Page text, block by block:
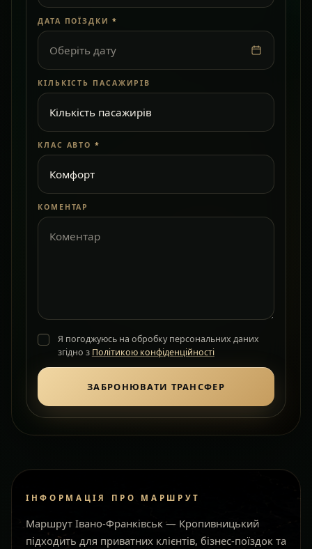
ДАТА ПОЇЗДКИ *
Оберіть дату
КІЛЬКІСТЬ ПАСАЖИРІВ
КЛАС АВТО *
КОМЕНТАР
Я погоджуюсь на обробку персональних даних
згідно з Політикою конфіденційності
ЗАБРОНЮВАТИ ТРАНСФЕР
ІНФОРМАЦІЯ ПРО МАРШРУТ
Маршрут Івано-Франківськ — Кропивницький
підходить для приватних клієнтів, бізнес-поїздок та